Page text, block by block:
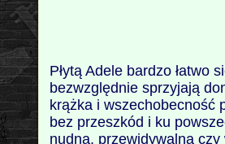
Płytą Adele bardzo łatwo
bezwzględnie sprzyjają
krążka i wszechobecność
bez przeszkód i ku
nudną, przewidywalną czy